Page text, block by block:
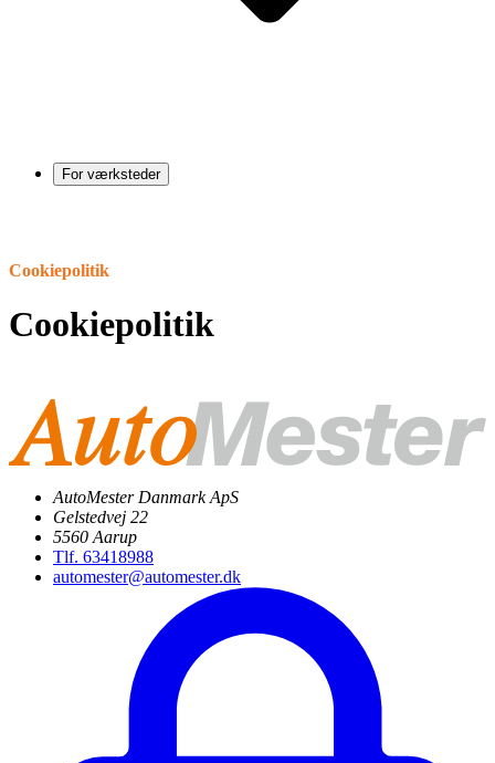
For værksteder
Cookiepolitik
Cookiepolitik
AutoMester Danmark ApS
Gelstedvej 22
5560 Aarup
Tlf. 63418988
automester@automester.dk